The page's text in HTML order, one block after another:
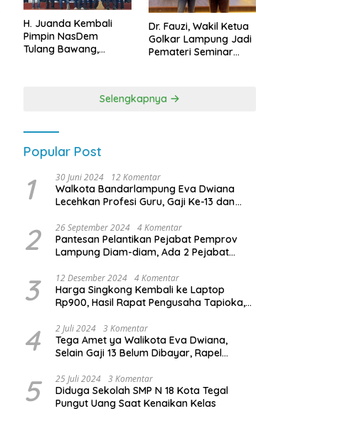
H. Juanda Kembali
Pimpin NasDem
Tulang Bawang,
Dr. Fauzi, Wakil Ketua
Golkar Lampung Jadi
Pemateri Seminar
Kebangsaan
Selengkapnya
Popular Post
1 30 Juni 2024 12 Komentar
Walkota Bandarlampung Eva Dwiana
Lecehkan Profesi Guru, Gaji Ke-13 dan
2 26 September 2024 4 Komentar
Pantesan Pelantikan Pejabat Pemprov
Lampung Diam-diam, Ada 2 Pejabat
3 12 Desember 2024 4 Komentar
Harga Singkong Kembali ke Laptop
Rp900, Hasil Rapat Pengusaha Tapioka,
Lampung
4 2 Juli 2024 3 Komentar
Tega Amet ya Walikota Eva Dwiana,
Selain Gaji 13 Belum Dibayar, Rapel
Dibayar
5 25 Juli 2024 3 Komentar
Diduga Sekolah SMP N 18 Kota Tegal
Pungut Uang Saat Kenaikan Kelas